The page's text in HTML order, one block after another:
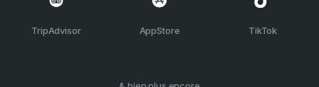
TripAdvisor AppStore TikTok